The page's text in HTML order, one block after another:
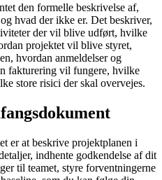
den formelle beskrivelse af,
hvad der ikke er. Det beskriver,
der vil blive udført, hvilke
projektet vil blive styret,
hvordan anmeldelser og
fakturering vil fungere, hvilke
store risici der skal overvejes.
er at beskrive projektplanen i
indhente godkendelse af dit
til teamet, styre forventningerne